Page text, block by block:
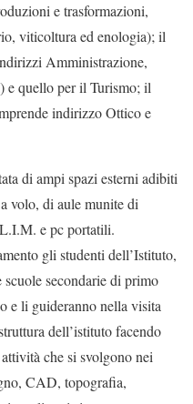
e trasformazioni,
viticoltura ed enologia); il
Amministrazione,
e quello per il Turismo; il
indirizzo Ottico e
di ampi spazi esterni adibiti
volo, di aule munite di
e pc portatili.
gli studenti dell’Istituto,
scuolesecondarie di primo
e li guideranno nella visita
dell’istituto facendo
che si svolgono nei
CAD, topografia,